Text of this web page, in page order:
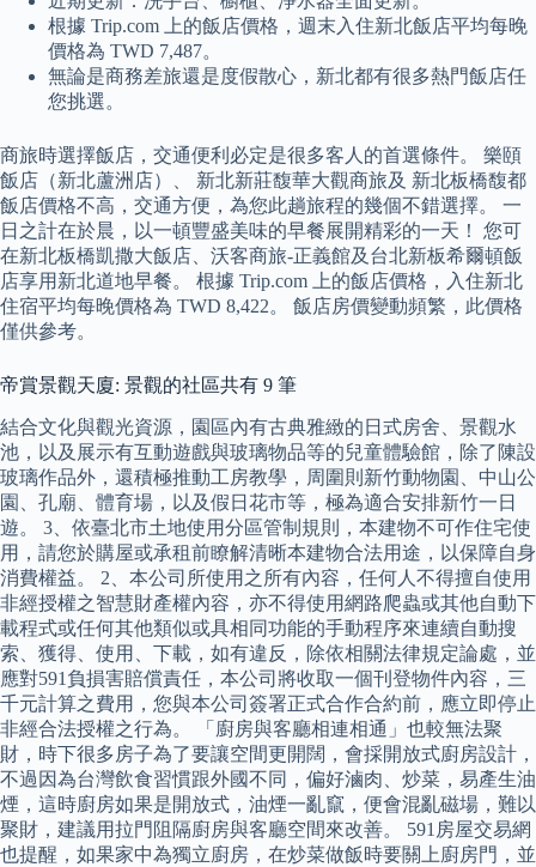
根據 Trip.com 上的飯店價格，週末入住新北飯店平均每晚
價格為 TWD 7,487。
無論是商務差旅還是度假散心，新北都有很多熱門飯店任
您挑選。
商旅時選擇飯店，交通便利必定是很多客人的首選條件。 樂頤
飯店（新北蘆洲店）、 新北新莊馥華大觀商旅及 新北板橋馥都
飯店價格不高，交通方便，為您此趟旅程的幾個不錯選擇。 一
日之計在於晨，以一頓豐盛美味的早餐展開精彩的一天！ 您可
在新北板橋凱撒大飯店、沃客商旅-正義館及台北新板希爾頓飯
店享用新北道地早餐。 根據 Trip.com 上的飯店價格，入住新北
住宿平均每晚價格為 TWD 8,422。 飯店房價變動頻繁，此價格
僅供參考。
帝賞景觀天廈: 景觀的社區共有 9 筆
結合文化與觀光資源，園區內有古典雅緻的日式房舍、景觀水
池，以及展示有互動遊戲與玻璃物品等的兒童體驗館，除了陳設
玻璃作品外，還積極推動工房教學，周圍則新竹動物園、中山公
園、孔廟、體育場，以及假日花市等，極為適合安排新竹一日
遊。 3、依臺北市土地使用分區管制規則，本建物不可作住宅使
用，請您於購屋或承租前瞭解清晰本建物合法用途，以保障自身
消費權益。 2、本公司所使用之所有內容，任何人不得擅自使用
非經授權之智慧財產權內容，亦不得使用網路爬蟲或其他自動下
載程式或任何其他類似或具相同功能的手動程序來連續自動搜
索、獲得、使用、下載，如有違反，除依相關法律規定論處，並
應對591負損害賠償責任，本公司將收取一個刊登物件內容，三
千元計算之費用，您與本公司簽署正式合作合約前，應立即停止
非經合法授權之行為。 「廚房與客廳相連相通」也較無法聚
財，時下很多房子為了要讓空間更開闊，會採開放式廚房設計，
不過因為台灣飲食習慣跟外國不同，偏好滷肉、炒菜，易產生油
煙，這時廚房如果是開放式，油煙一亂竄，便會混亂磁場，難以
聚財，建議用拉門阻隔廚房與客廳空間來改善。 591房屋交易網
也提醒，如果家中為獨立廚房，在炒菜做飯時要關上廚房門，並